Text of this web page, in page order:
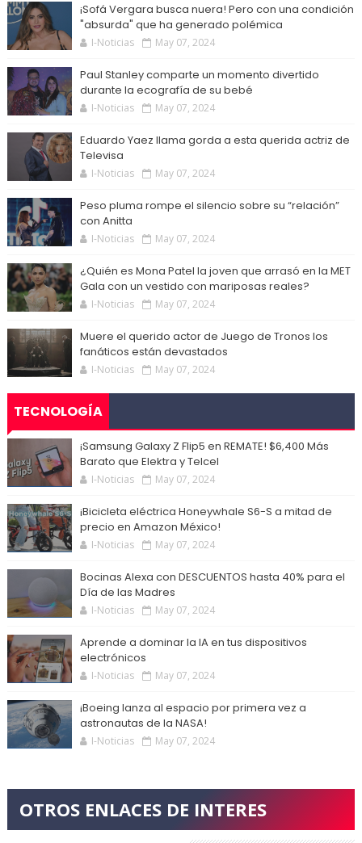
¡Sofá Vergara busca nuera! Pero con una condición
"absurda" que ha generado polémica
I-Noticias May 07, 2024
Paul Stanley comparte un momento divertido
durante la ecografía de su bebé
I-Noticias May 07, 2024
Eduardo Yaez llama gorda a esta querida actriz de
Televisa
I-Noticias May 07, 2024
Peso pluma rompe el silencio sobre su “relación”
con Anitta
I-Noticias May 07, 2024
¿Quién es Mona Patel la joven que arrasó en la MET
Gala con un vestido con mariposas reales?
I-Noticias May 07, 2024
Muere el querido actor de Juego de Tronos los
fanáticos están devastados
I-Noticias May 07, 2024
TECNOLOGÍA
¡Samsung Galaxy Z Flip5 en REMATE! $6,400 Más
Barato que Elektra y Telcel
I-Noticias May 07, 2024
¡Bicicleta eléctrica Honeywhale S6-S a mitad de
precio en Amazon México!
I-Noticias May 07, 2024
Bocinas Alexa con DESCUENTOS hasta 40% para el
Día de las Madres
I-Noticias May 07, 2024
Aprende a dominar la IA en tus dispositivos
electrónicos
I-Noticias May 07, 2024
¡Boeing lanza al espacio por primera vez a
astronautas de la NASA!
I-Noticias May 07, 2024